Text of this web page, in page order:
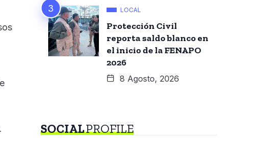
LOCAL
Protección Civil
reporta saldo blanco en
el inicio de la FENAPO
2026
8 Agosto, 2026
SOCIALPROFILE